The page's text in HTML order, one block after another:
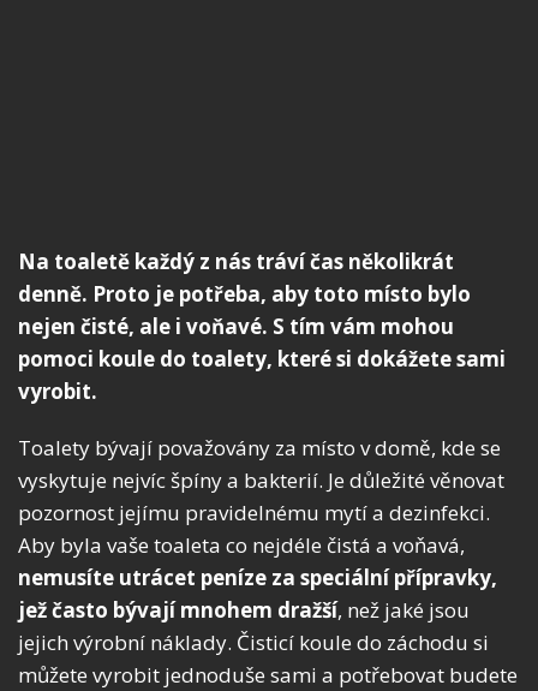
Na toaletě každý z nás tráví čas několikrát
denně. Proto je potřeba, aby toto místo bylo
nejen čisté, ale i voňavé. S tím vám mohou
pomoci koule do toalety, které si dokážete sami
vyrobit.
Toalety bývají považovány za místo v domě, kde se
vyskytuje nejvíc špíny a bakterií. Je důležité věnovat
pozornost jejímu pravidelnému mytí a dezinfekci.
Aby byla vaše toaleta co nejdéle čistá a voňavá,
nemusíte utrácet peníze za speciální přípravky,
jež často bývají mnohem dražší, než jaké jsou
jejich výrobní náklady. Čisticí koule do záchodu si
můžete vyrobit jednoduše sami a potřebovat budete